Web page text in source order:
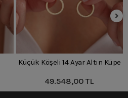
Küçük Köşeli 14 Ayar Altın Küpe
49.548,00 TL